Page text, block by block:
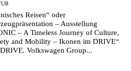
Reisen“ oder
– Ausstellung
– A Timeless Journey of Culture,
and Mobility – Ikonen im DRIVE“
Volkswagen Group...